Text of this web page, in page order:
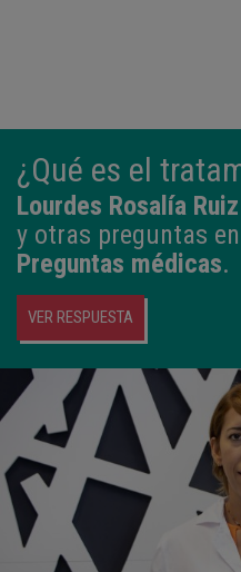
¿Qué es el
Lourdes Rosalía
y otras preguntas
Preguntas médicas.
VER RESPUESTA